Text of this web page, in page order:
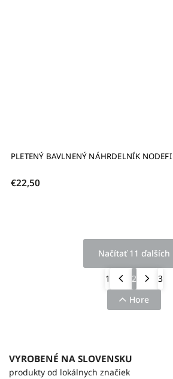
PLETENÝ BAVLNENÝ NÁHRDELNÍK
€22,50
Načítať 11 ďalších
1 2
3
Hore
VYROBENÉ NA SLOVENSKU
produkty od lokálnych značiek